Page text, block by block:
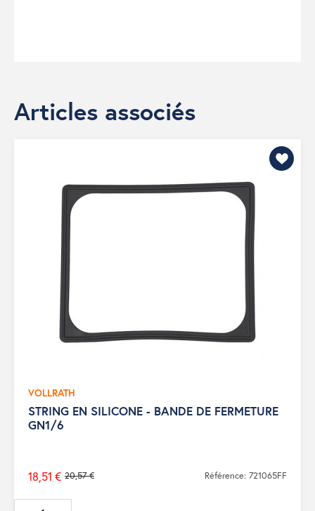
Articles associés
VOLLRATH
STRING EN SILICONE - BANDE DE FERMETURE
GN1/6
Prix
de
20,57 €
18,51 € Référence: 721065FF